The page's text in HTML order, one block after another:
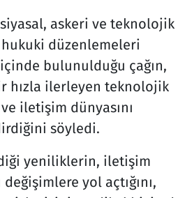
askeri ve teknolojik
düzenlemeleri
içinde bulunulduğu çağın,
hızla ilerleyen teknolojik
iletişim dünyasını
söyledi.
yeniliklerin, iletişim
yol açtığını,